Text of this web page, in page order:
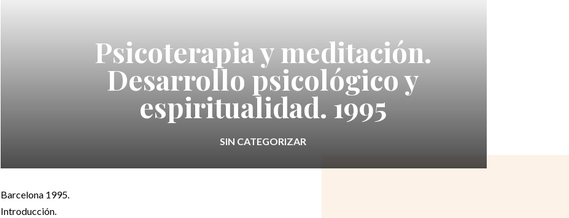
Psicoterapia y meditación.
Desarrollo psicológico y
espiritualidad. 1995
SIN CATEGORIZAR
Barcelona 1995.
Introducción.